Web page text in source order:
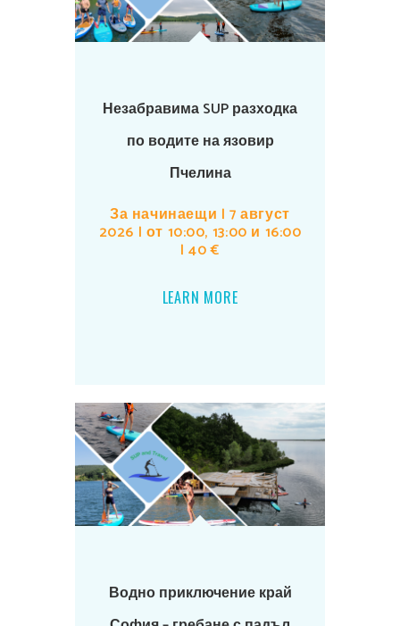
Незабравима SUP разходка
по водите на язовир
Пчелина
За начинаещи | 7 август
2026 | от 10:00, 13:00 и 16:00
| 40 €
LEARN MORE
Водно приключение край